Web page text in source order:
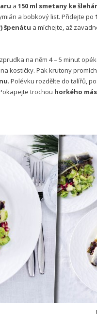
a 150 ml smetany ke
a bobkový list. Přidejte po
špenátu a míchejte, až
na něm 4 – 5 minut
kostičky. Pak krutony
. Polévku rozdělte do talířů,
trochou horkého
foto: